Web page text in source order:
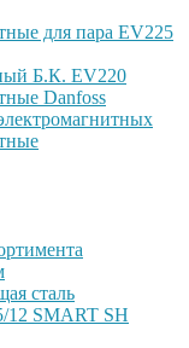
для пара EV225
Б.К. EV220
Danfoss
сталь
SMART SH